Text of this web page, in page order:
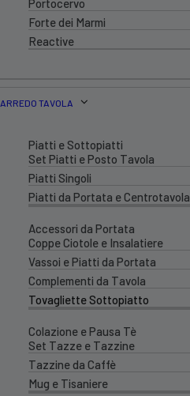
Portocervo
Forte dei Marmi
Reactive
ARREDO TAVOLA
Piatti e Sottopiatti
Set Piatti e Posto Tavola
Piatti Singoli
Piatti da Portata e Centrotavola
Accessori da Portata
Coppe Ciotole e Insalatiere
Vassoi e Piatti da Portata
Complementi da Tavola
Tovagliette Sottopiatto
Colazione e Pausa Tè
Set Tazze e Tazzine
Tazzine da Caffè
Mug e Tisaniere